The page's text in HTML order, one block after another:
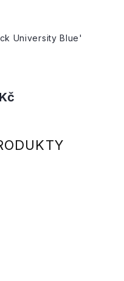
University Blue'